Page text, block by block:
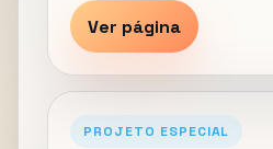
Ver página
PROJETO ESPECIAL